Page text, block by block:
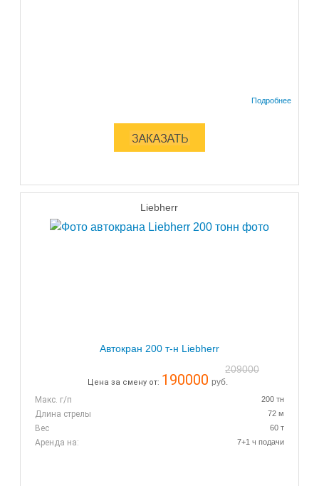
Liebherr
Автокран 200 т-н Liebherr
209000
Цена за смену от: 190000 руб.
Макс. г/п
200 тн
Длина стрелы 72 м
Вес 60 т
Аренда на: 7+1 ч подачи